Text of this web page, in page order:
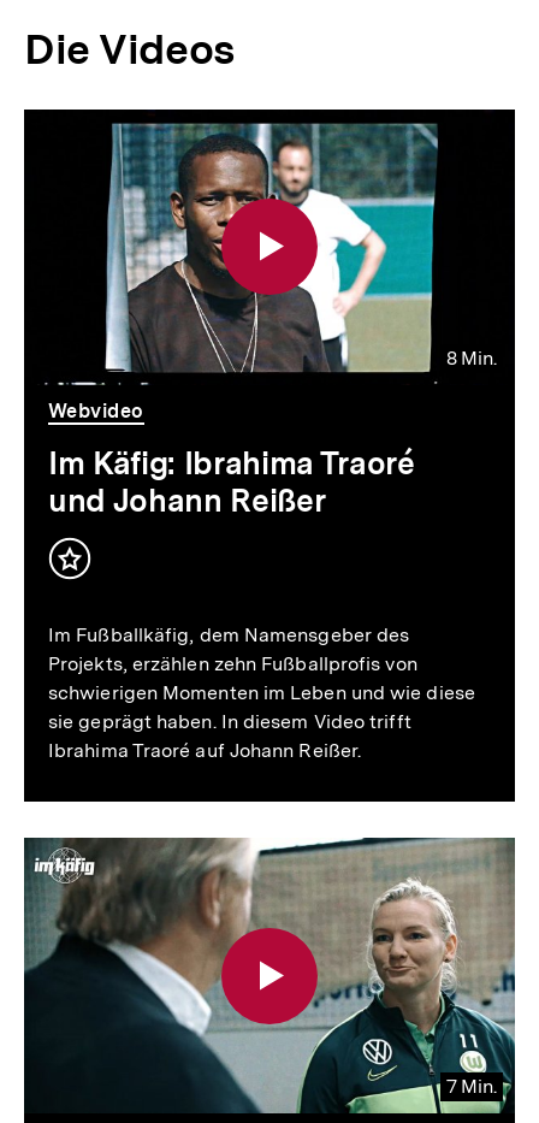
Die Videos
8 Min.
Video
Dauer
8
Min.
Webvideo
Im Käfig: Ibrahima Traoré
und Johann Reißer
Inhalt
Im Fußballkäfig, dem Namensgeber des
Projekts, erzählen zehn Fußballprofis von
schwierigen Momenten im Leben und wie diese
sie geprägt haben. In diesem Video trifft
Ibrahima Traoré auf Johann Reißer.
7 Min.